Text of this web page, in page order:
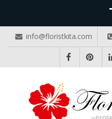
info@floristkita.com